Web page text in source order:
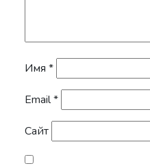
Имя *
Email*
Сайт